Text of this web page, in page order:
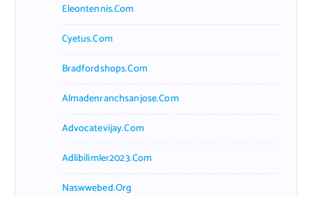
Eleontennis.com
Cyetus.com
Bradfordshops.com
Almadenranchsanjose.com
Advocatevijay.com
Adlibilimler2023.com
Naswwebed.org